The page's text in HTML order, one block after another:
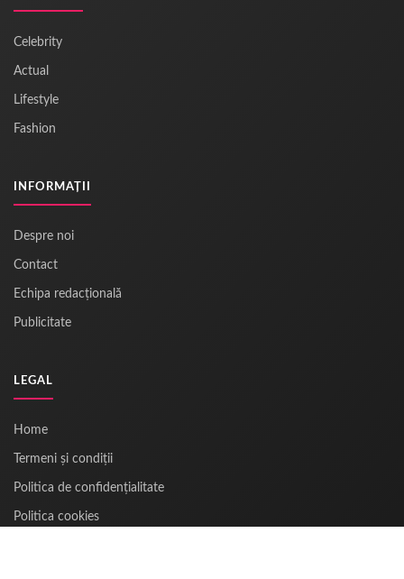
Celebrity
Actual
Lifestyle
Fashion
INFORMAȚII
Despre noi
Contact
Echipa redacțională
Publicitate
LEGAL
Home
Termeni și condiții
Politica de confidențialitate
Politica cookies